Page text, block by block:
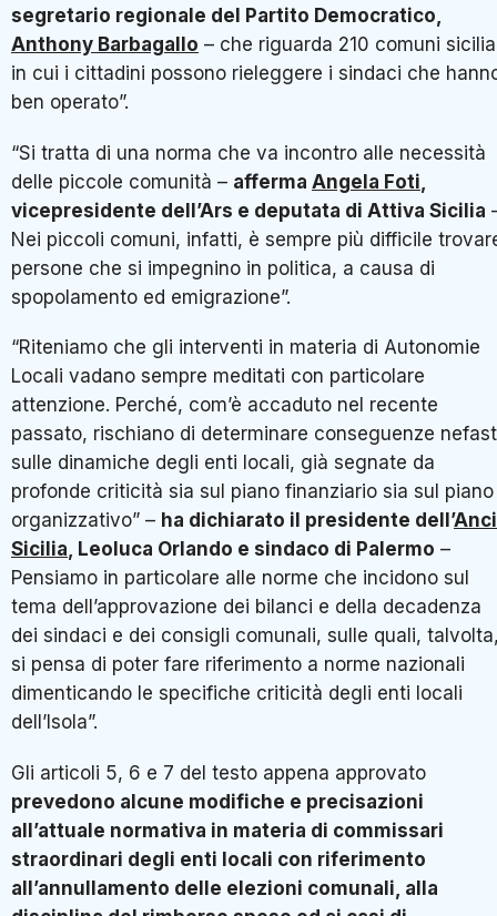
segretario regionale del Partito Democratico,
Anthony Barbagallo – che riguarda 210 comuni
in cui i cittadini possono rieleggere i sindaci che
ben operato”.
“Si tratta di una norma che va incontro alle necessità
delle piccole comunità – afferma Angela Foti
vicepresidente dell’Ars e deputata di Attiva Sicilia
Nei piccoli comuni, infatti, è sempre più difficile
persone che si impegnino in politica, a causa di
spopolamento ed emigrazione”.
“Riteniamo che gli interventi in materia di Autonomie
Locali vadano sempre meditati con particolare
attenzione. Perché, com’è accaduto nel recente
passato, rischiano di determinare conseguenze
sulle dinamiche degli enti locali, già segnate da
profonde criticità sia sul piano finanziario sia sul piano
organizzativo” – ha dichiarato il presidente dell’Anci
Sicilia, Leoluca Orlando e sindaco di Palermo –
Pensiamo in particolare alle norme che incidono sul
tema dell’approvazione dei bilanci e della decadenza
dei sindaci e dei consigli comunali, sulle quali,
si pensa di poter fare riferimento a norme nazionali
dimenticando le specifiche criticità degli enti locali
dell’Isola”.
Gli articoli 5, 6 e 7 del testo appena approvato
prevedono alcune modifiche e precisazioni
all’attuale normativa in materia di commissari
straordinari degli enti locali con riferimento
all’annullamento delle elezioni comunali, alla